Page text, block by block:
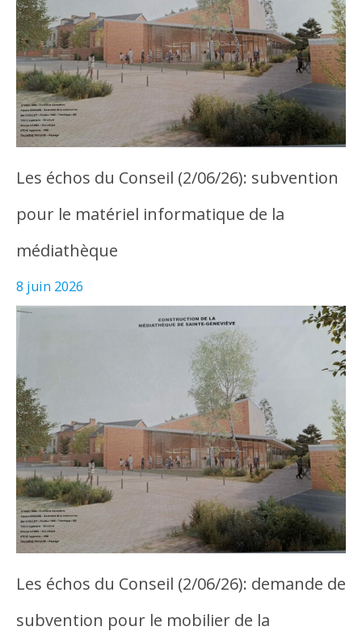
Les échos du Conseil (2/06/26): subvention
pour le matériel informatique de la
médiathèque
8 juin 2026
Les échos du Conseil (2/06/26): demande de
subvention pour le mobilier de la